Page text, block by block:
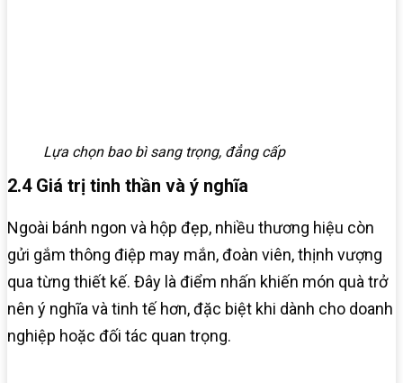
Lựa chọn bao bì sang trọng, đẳng cấp
2.4 Giá trị tinh thần và ý nghĩa
Ngoài bánh ngon và hộp đẹp, nhiều thương hiệu còn
gửi gắm thông điệp may mắn, đoàn viên, thịnh vượng
qua từng thiết kế. Đây là điểm nhấn khiến món quà trở
nên ý nghĩa và tinh tế hơn, đặc biệt khi dành cho doanh
nghiệp hoặc đối tác quan trọng.